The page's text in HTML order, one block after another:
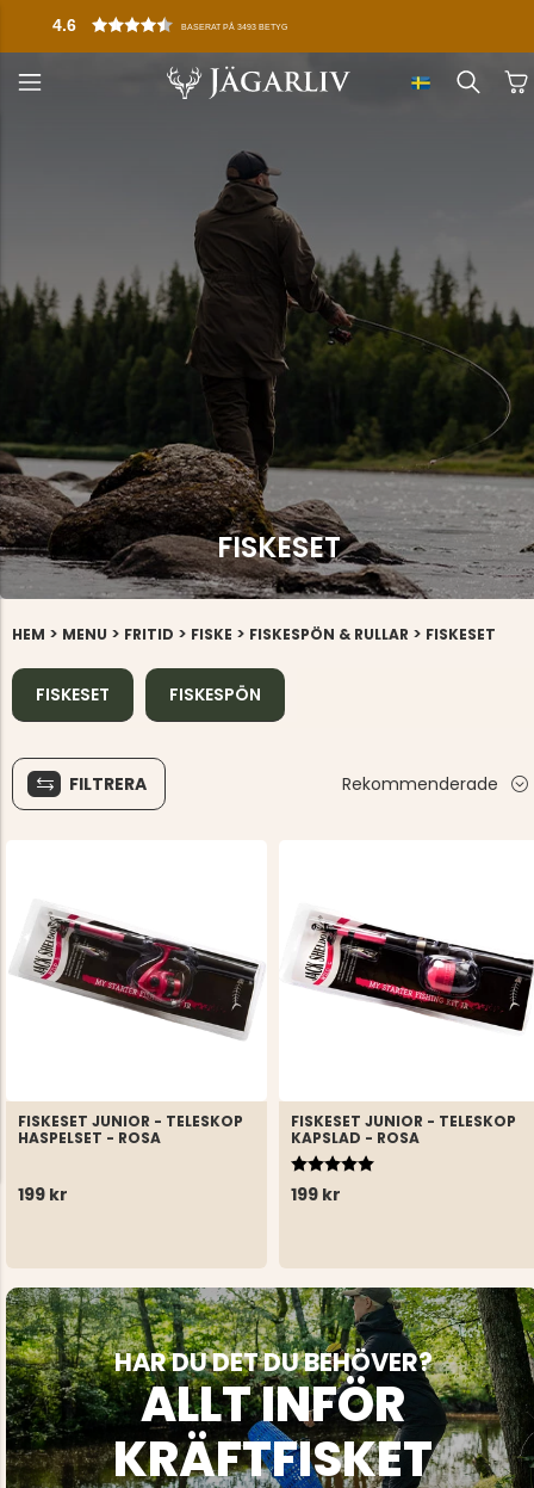
4.6 BASERAT PÅ 3493 BETYG
FISKESET
HEM > MENU > FRITID > FISKE > FISKESPÖN & RULLAR > FISKESET
FISKESET FISKESPÖN
FILTRERA Rekommenderade
FISKESET JUNIOR - TELESKOP
HASPELSET - ROSA
199 kr
FISKESET JUNIOR - TELESKOP
KAPSLAD - ROSA
199 kr
Betyg:
5.0 utav 5 stjärnor
HAR DU DET DU BEHÖVER?
ALLT INFÖR
KRÄFTFISKET